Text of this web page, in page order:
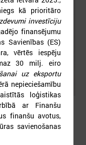
bērnu
droša
kā prioritāro
investīciju
finansējumu
Savienības (ES)
vērtēs iespēju
30 milj. eiro
uz eksportu
nepieciešamību
loģistikas
ar Finanšu
finanšu avotus,
savienošanas